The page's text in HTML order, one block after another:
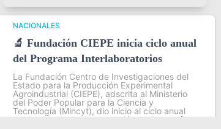
NACIONALES
🔬 Fundación CIEPE inicia ciclo anual
del Programa Interlaboratorios
La Fundación Centro de Investigaciones del
Estado para la Producción Experimental
Agroindustrial (CIEPE), adscrita al Ministerio
del Poder Popular para la Ciencia y
Tecnología (Mincyt), dio inicio al ciclo anual
del Programa de Comparación de
Leer más